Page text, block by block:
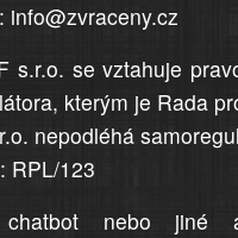
info@zvraceny.cz
s.r.o. se vztahuje
kterým je Rada
nepodléhá
RPL/123
chatbot nebo jiné